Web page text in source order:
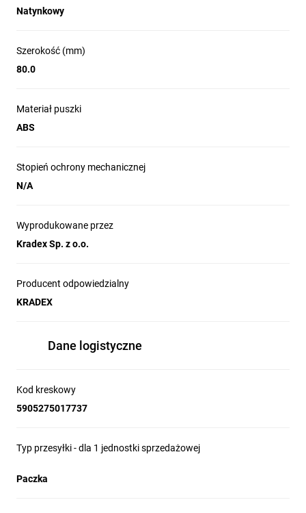
Natynkowy
Szerokość (mm)
80.0
Materiał puszki
ABS
Stopień ochrony mechanicznej
N/A
Wyprodukowane przez
Kradex Sp. z o.o.
Producent odpowiedzialny
KRADEX
Dane logistyczne
Kod kreskowy
5905275017737
Typ przesyłki - dla 1 jednostki sprzedażowej
Paczka